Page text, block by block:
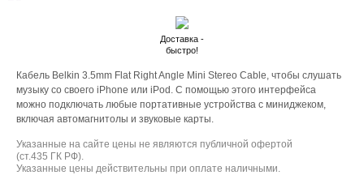
Доставка -
быстро!
Кабель Belkin 3.5mm Flat Right Angle Mini Stereo Cable, чтобы слушать
музыку со своего iPhone или iPod. С помощью этого интерфейса
можно подключать любые портативные устройства с миниджеком,
включая автомагнитолы и звуковые карты.
Указанные на сайте цены не являются публичной офертой
(ст.435 ГК РФ).
Указанные цены действительны при оплате наличными.